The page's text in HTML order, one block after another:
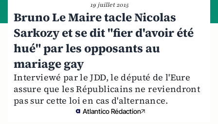
19 juillet 2015
Bruno Le Maire tacle Nicolas
Sarkozy et se dit "fier d'avoir été
hué" par les opposants au
mariage gay
Interviewé par le JDD, le député de l'Eure
assure que les Républicains ne reviendront
pas sur cette loi en cas d'alternance.
Atlantico Rédaction